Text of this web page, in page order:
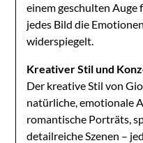
einem geschulten Auge
jedes Bild die
widerspiegelt.
Kreativer Stil und
Der kreative Stil von
natürliche, emotionale
romantische Porträts,
detailreiche Szenen –